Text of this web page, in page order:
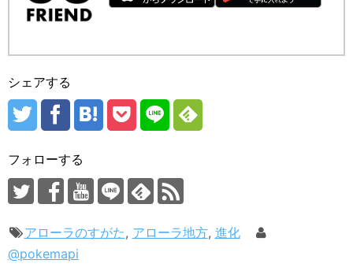
シェアする
フォローする
アローラのすがた, アローラ地方, 進化
@pokemapi